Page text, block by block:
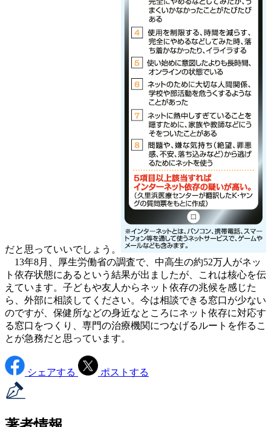
だと思っていいでしょう。
13年8月、厚生労働省の調査で、中高生の約52万人がネッ
ト依存状態にあるという結果が出ましたが、これは核心を伝
えています。子どもや友人からネット依存の兆候を感じた
ら、外部に相談してください。今は相談できる窓口が少ない
のですが、保健所などの身近なところにネット依存に対応す
る窓口をつくり、専門の治療機関につなげるルートを作るこ
とが急務だと思っています。
シェアする ポストする